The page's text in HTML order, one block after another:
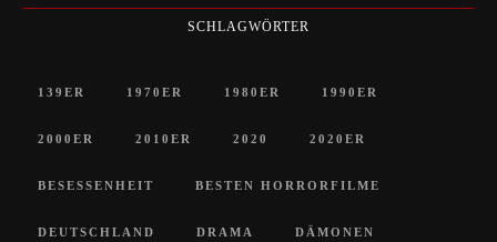
SCHLAGWÖRTER
139ER 1970ER 1980ER 1990ER
2000ER 2010ER 2020 2020ER
BESESSENHEIT BESTEN HORRORFILME
DEUTSCHLAND DRAMA DÄMONEN